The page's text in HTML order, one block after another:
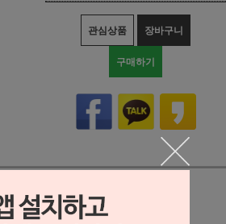
관심상품 장바구니
구매하기
상세정보 새창 열기